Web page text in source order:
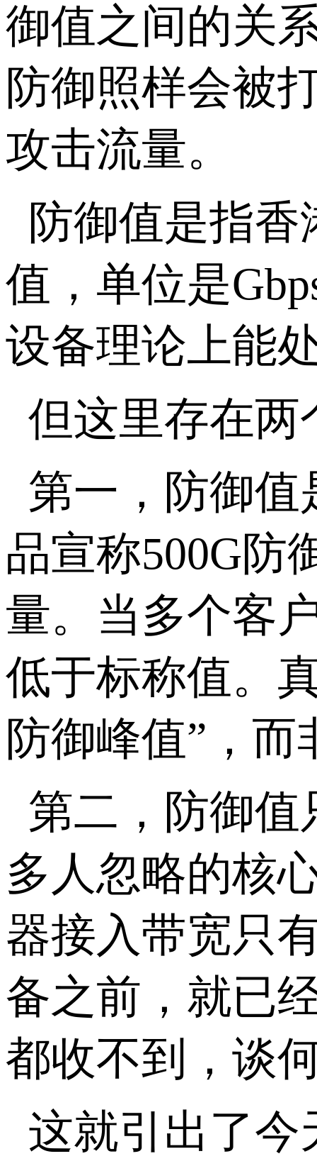
御值之间的关
防御照样会被
攻击流量。
防御值是指
值，单位是
设备理论上能
但这里存在两
第一，防御值
品宣称500G防
量。当多个客
低于标称值。
防御峰值”，
第二，防御值
多人忽略的核
器接入带宽只
备之前，就已
都收不到，谈
这就引出了今